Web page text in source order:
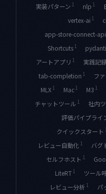
実装パターン 1 nlp 1
vertex-ai 1
app-store-connect-api
Shortcuts 1
アートアプリ 1 実践記録
tab-completion 1 フ
MLX 1 Mac 1 M3 1
チャットツール 1 社内
評価パイプライ
クイックスタート 1
レビュー自動化 1 バグ
セルフホスト 1
LiteRT 1 ツール
レビュー分析 1 パ